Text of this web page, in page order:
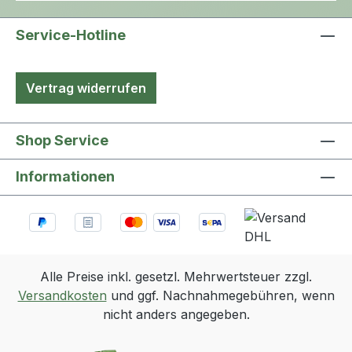
Fassungsvermögen von 2.000ml mit
120cm oder 90cm Schlauchlänge
bzw. 5.000ml mit 120 cm Schlauch
Schlauchklemme und
Betttuchklemme sind mit enthalten.
Service-Hotline
Vertrag widerrufen
Shop Service
Informationen
Alle Preise inkl. gesetzl. Mehrwertsteuer zzgl.
Versandkosten und ggf. Nachnahmegebühren, wenn
nicht anders angegeben.